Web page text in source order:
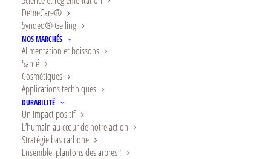
DemeCare®
Syndeo® Gelling
NOS MARCHÉS
Alimentation et boissons
Santé
Cosmétiques
Applications techniques
DURABILITÉ
Un impact positif
L’humain au cœur de notre action
Stratégie bas carbone
Ensemble, plantons des arbres !
De plus en plus de personnes
suivent des régimes spéciaux,
tels que végétalien, sans
lactose ou adapté aux
FODMAP, et la demande de
boissons sans produits
laitiers ne cesse de croître.